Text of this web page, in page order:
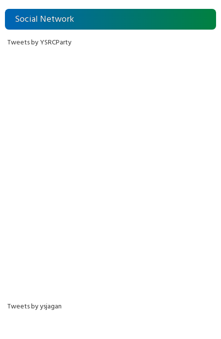
Social Network
Tweets by YSRCParty
Tweets by ysjagan